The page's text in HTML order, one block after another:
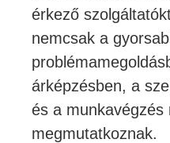
érkező
nemcsak a
árképzésben, a
és a munkavégzés
megmutatkoznak.